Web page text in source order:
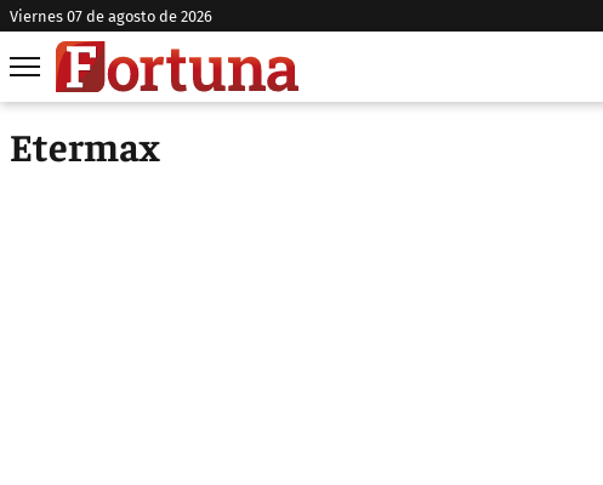
viernes 07 de agosto de 2026
Etermax